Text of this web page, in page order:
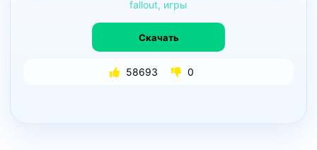
fallout, игры
Скачать
58693 0